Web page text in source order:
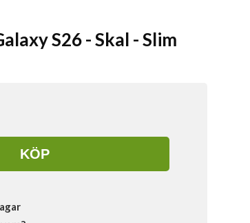
S26 - Skal - Slim
KÖP